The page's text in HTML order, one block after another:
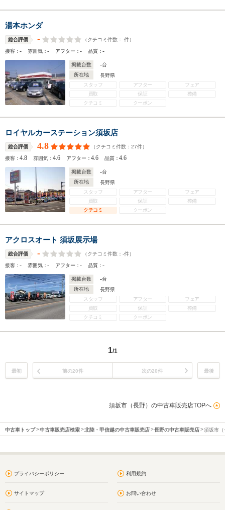
湯本ホンダ
総合評価 - （クチコミ件数： -件）
接客：- 雰囲気：- アフター：- 品質：-
掲載台数 -台
所在地
長野県
スタッフ
アフター
フェア
買取
保証
整備
クチコミ
クーポン
ロイヤルカーステーション須坂店
総合評価 4.8 （クチコミ件数： 27件）
接客：4.8 雰囲気：4.6 アフター：4.6 品質：4.6
掲載台数 -台
所在地
長野県
スタッフ
アフター
フェア
買取
保証
整備
クチコミ
クーポン
アクロスオート 須坂展示場
総合評価 - （クチコミ件数： -件）
接客：- 雰囲気：- アフター：- 品質：-
掲載台数 -台
所在地
長野県
スタッフ
アフター
フェア
買取
保証
整備
クチコミ
クーポン
1/1
最初 前の20件 次の20件 最後
須坂市（長野）の中古車販売店TOPへ
中古車トップ 中古車販売店検索 北陸・甲信越の中古車販売店 長野の中古車販売店 須坂市
プライバシーポリシー 利用規約
サイトマップ お問い合わせ